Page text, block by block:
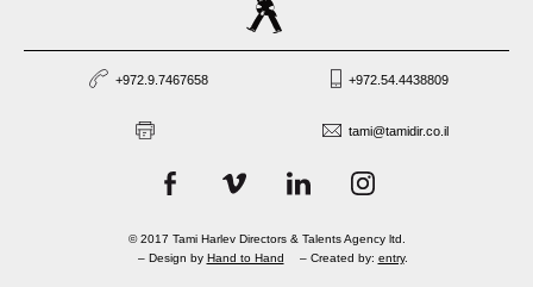
+972.9.7467658 +972.54.4438809
tami@tamidir.co.il
© 2017 Tami Harlev Directors & Talents Agency ltd.
– Design by Hand to Hand – Created by: entry.